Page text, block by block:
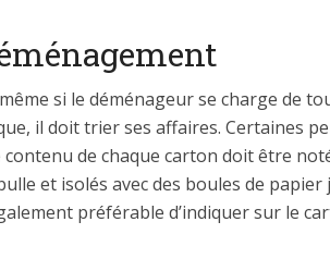
si le déménageur se charge de
il doit trier ses affaires. Certaines
de chaque carton doit être
et isolés avec des boules de papier
préférable d’indiquer sur le